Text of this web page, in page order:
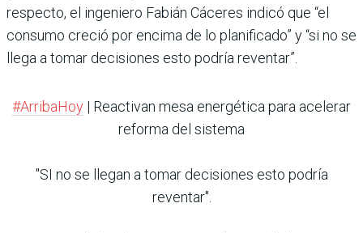
respecto, el ingeniero Fabián Cáceres indicó que “el
consumo creció por encima de lo planificado” y “si no se
llega a tomar decisiones esto podría reventar”.
#ArribaHoy | Reactivan mesa energética para acelerar
reforma del sistema
"SI no se llegan a tomar decisiones esto podría
reventar".